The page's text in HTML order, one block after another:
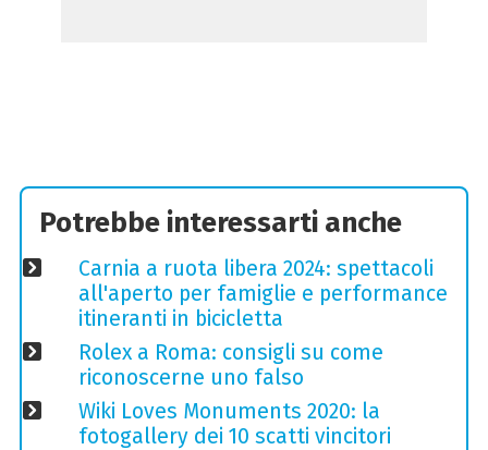
Potrebbe interessarti anche
Carnia a ruota libera 2024: spettacoli
all'aperto per famiglie e performance
itineranti in bicicletta
Rolex a Roma: consigli su come
riconoscerne uno falso
Wiki Loves Monuments 2020: la
fotogallery dei 10 scatti vincitori